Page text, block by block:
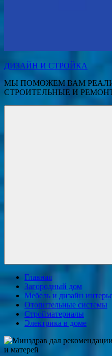
ДИЗАЙН И СТРОЙКА
МЫ ПОМОЖЕМ ВАМ
СТРОИТЕЛЬНЫЕ И
Главная
Загородный дом
Мебель и дизайн
Отопительные системы
Стройматериалы
Электрика в доме